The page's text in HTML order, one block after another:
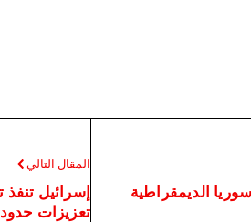
الديمقراطية
المقال التالي
إسرائيل
تعزيزات